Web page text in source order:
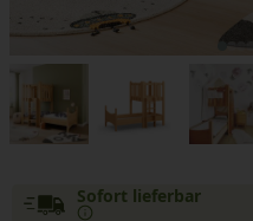
Sofort lieferbar